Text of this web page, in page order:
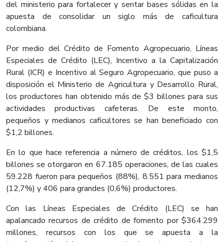
del ministerio para fortalecer y sentar bases sólidas en la
apuesta de consolidar un siglo más de caficultura
colombiana.
Por medio del Crédito de Fomento Agropecuario, Líneas
Especiales de Crédito (LEC), Incentivo a la Capitalización
Rural (ICR) e Incentivo al Seguro Agropecuario, que puso a
disposición el Ministerio de Agricultura y Desarrollo Rural,
los productores han obtenido más de $3 billones para sus
actividades productivas cafeteras. De este monto,
pequeños y medianos caficultores se han beneficiado con
$1,2 billones.
En lo que hace referencia a número de créditos, los $1,5
billones se otorgaron en 67.185 operaciones, de las cuales
59.228 fueron para pequeños (88%), 8.551 para medianos
(12,7%) y 406 para grandes (0,6%) productores.
Con las Líneas Especiales de Crédito (LEC) se han
apalancado recursos de crédito de fomento por $364.299
millones, recursos con los que se apuesta a la